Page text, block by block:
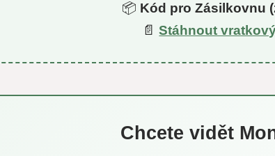
📦 Kód pro Zásilkovnu
📄Stáhnout
Chcete vidět